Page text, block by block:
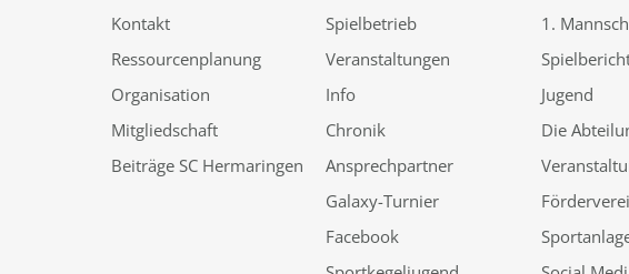
Kontakt
Ressourcenplanung
Organisation
Mitgliedschaft
Beiträge SC Hermaringen
Spielbetrieb
Veranstaltungen
Info
Chronik
Ansprechpartner
Galaxy-Turnier
Facebook
1.
Jugend
Die